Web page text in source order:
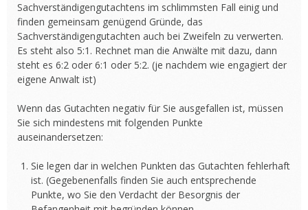
Sachverständigengutachtens im schlimmsten Fall einig und
finden gemeinsam genügend Gründe, das
Sachverständigengutachten auch bei Zweifeln zu verwerten.
Es steht also 5:1. Rechnet man die Anwälte mit dazu, dann
steht es 6:2 oder 6:1 oder 5:2. (je nachdem wie engagiert der
eigene Anwalt ist)
Wenn das Gutachten negativ für Sie ausgefallen ist, müssen
Sie sich mindestens mit folgenden Punkte
auseinandersetzen:
Sie legen dar in welchen Punkten das Gutachten fehlerhaft
ist. (Gegebenenfalls finden Sie auch entsprechende
Punkte, wo Sie den Verdacht der Besorgnis der